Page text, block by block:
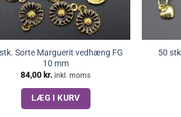
Sorte Marguerit vedhæng FG
10 mm
84,00 kr. inkl. moms
LÆG I KURV
50